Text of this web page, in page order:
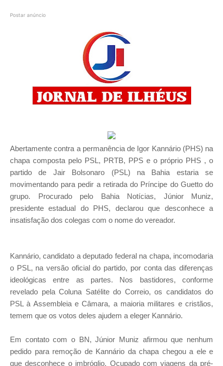
Postar anúncio
Abertamente contra a permanência de Igor Kannário (PHS) na
chapa composta pelo PSL, PRTB, PPS e o próprio PHS , o
partido de Jair Bolsonaro (PSL) na Bahia estaria se
movimentando para pedir a retirada do Príncipe do Guetto do
grupo. Procurado pelo Bahia Notícias, Júnior Muniz,
presidente estadual do PHS, declarou que desconhece a
insatisfação dos colegas com o nome do vereador.
Kannário, candidato a deputado federal na chapa, incomodaria
o PSL, na versão oficial do partido, por conta das diferenças
ideológicas entre as partes. Nos bastidores, conforme
revelado pela Coluna Satélite do Correio, os candidatos do
PSL à Assembleia e Câmara, a maioria militares e cristãos,
temem que os votos deles ajudem a eleger Kannário.
Em contato com o BN, Júnior Muniz afirmou que nenhum
pedido para remoção de Kannário da chapa chegou a ele e
que desconhece o imbróglio. Ocupado com viagens da pré-